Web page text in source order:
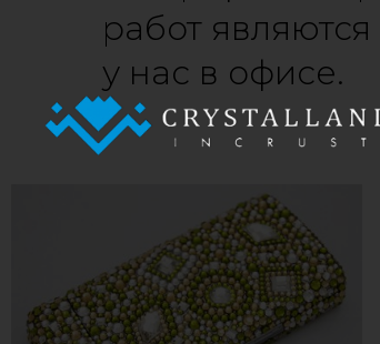
работ
у нас в офисе.